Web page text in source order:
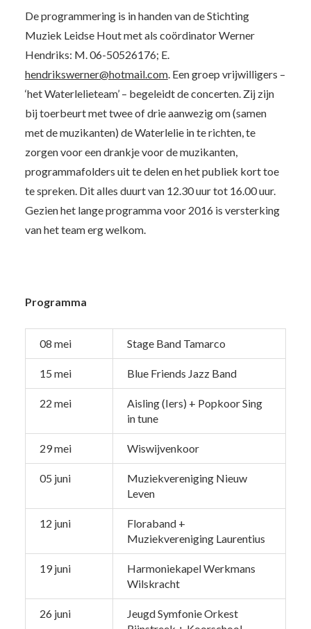
De programmering is in handen van de Stichting
Muziek Leidse Hout met als coördinator Werner
Hendriks: M. 06-50526176; E.
hendrikswerner@hotmail.com. Een groep vrijwilligers –
‘het Waterlelieteam’ – begeleidt de concerten. Zij zijn
bij toerbeurt met twee of drie aanwezig om (samen
met de muzikanten) de Waterlelie in te richten, te
zorgen voor een drankje voor de muzikanten,
programmafolders uit te delen en het publiek kort toe
te spreken. Dit alles duurt van 12.30 uur tot 16.00 uur.
Gezien het lange programma voor 2016 is versterking
van het team erg welkom.
Programma
08 mei Stage Band Tamarco
15 mei Blue Friends Jazz Band
22 mei
Aisling (Iers) + Popkoor Sing
in tune
29 mei Wiswijvenkoor
05 juni
Muziekvereniging Nieuw
Leven
12 juni
Floraband +
Muziekvereniging Laurentius
19 juni
Harmoniekapel Werkmans
Wilskracht
26 juni
Jeugd Symfonie Orkest